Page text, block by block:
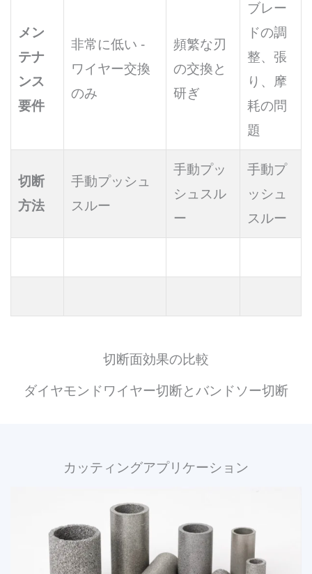
メン
テナ
ンス
要件
非常に低い -
ワイヤー交換
のみ
頻繁な刃
の交換と
研ぎ
ブレー
ドの調
整、張
り、摩
耗の問
題
切断
方法
手動プッシュ
スルー
手動プッ
シュスル
ー
手動プ
ッシュ
スルー
切断面効果の比較
ダイヤモンドワイヤー切断とバンドソー切断
カッティングアプリケーション